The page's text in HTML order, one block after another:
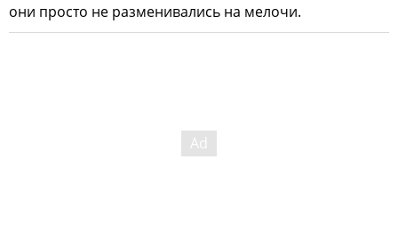
они просто не разменивались на мелочи.